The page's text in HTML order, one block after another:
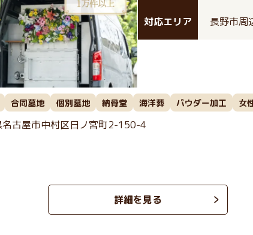
対応エリア 長野市周
合同墓地 個別墓地 納骨堂 海洋葬 パウダー加工 女
名古屋市中村区日ノ宮町2-150-4
詳細を見る